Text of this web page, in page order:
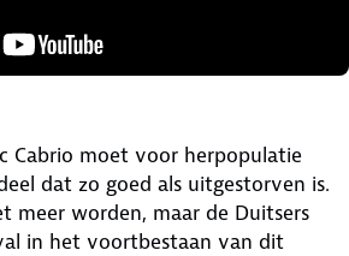
Cabrio moet voor herpopulatie
dat zo goed als uitgestorven is.
meer worden, maar de Duitsers
in het voortbestaan van dit